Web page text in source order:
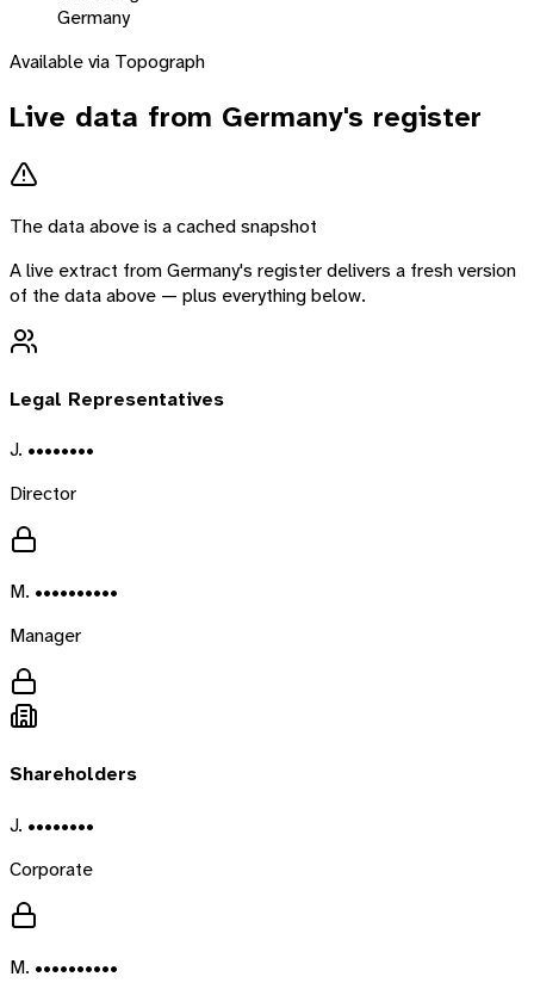
Germany
Available via Topograph
Live data from Germany's register
The data above is a cached snapshot
A live extract fromGermany's register delivers a fresh version
of the data above — plus everything below.
Legal Representatives
J. ••••••••
Director
M. ••••••••••
Manager
Shareholders
J. ••••••••
Corporate
M. ••••••••••